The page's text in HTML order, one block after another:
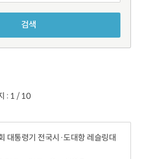
검색
: 1 / 10
대통령기 전국시·도대항 레슬링대